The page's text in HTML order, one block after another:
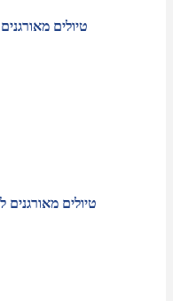
טיולים
טיולים מאורגנים